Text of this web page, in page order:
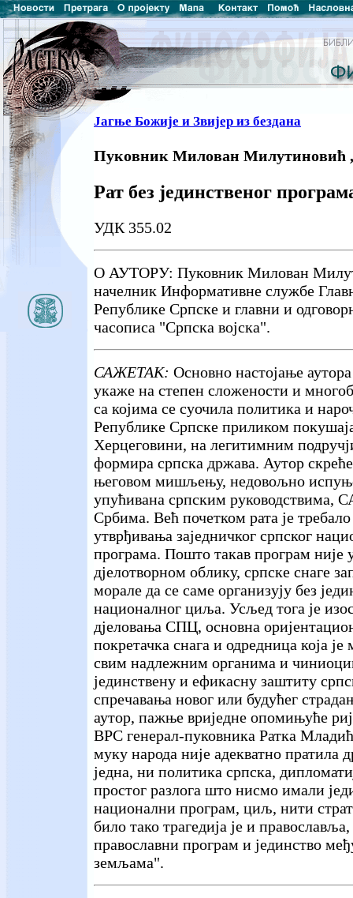
Јагње Божије и Звијер из бездана
Пуковник Милован Милутиновић
Рат без јединственог
УДК 355.02
О АУТОРУ: Пуковник Милован
начелник Информативне службе
Републике Српске и главни и
часописа "Српска војска".
САЖЕТАК: Основно настојање
укаже на степен сложености и
са којима се суочила политика и
Републике Српске приликом
Херцеговини, на легитимним
формира српска држава. Аутор
његовом мишљењу, недовољно
упућивана српским руководствима,
Србима. Већ почетком рата је
утврђивања заједничког српског
програма. Пошто такав програм није
дјелотворном облику, српске снаге
морале да се саме организују без
националног циља. Усљед тога је
дјеловања СПЦ, основна
покретачка снага и одредница која је
свим надлежним органима и
јединствену и ефикасну заштиту
спречавања новог или будућег
аутор, пажње вриједне опомињуће
ВРС генерал-пуковника Ратка
муку народа није адекватно пратила
једна, ни политика српска,
простог разлога што нисмо имали
национални програм, циљ, нити
било тако трагедија је и
православни програм и јединство
земљама".